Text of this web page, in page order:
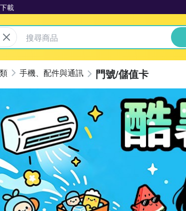
載
手機、配件與通訊 門號/儲值卡